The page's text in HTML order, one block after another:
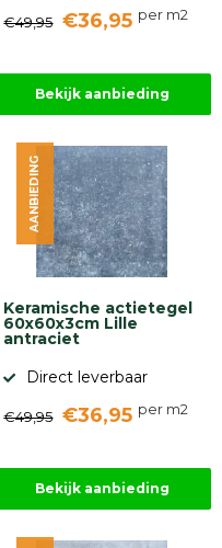
€49,95 €36,95 per m2
Bekijk aanbieding
Keramische actietegel
60x60x3cm Lille
antraciet
Direct leverbaar
€49,95 €36,95 per m2
AANBIEDING
Bekijk aanbieding